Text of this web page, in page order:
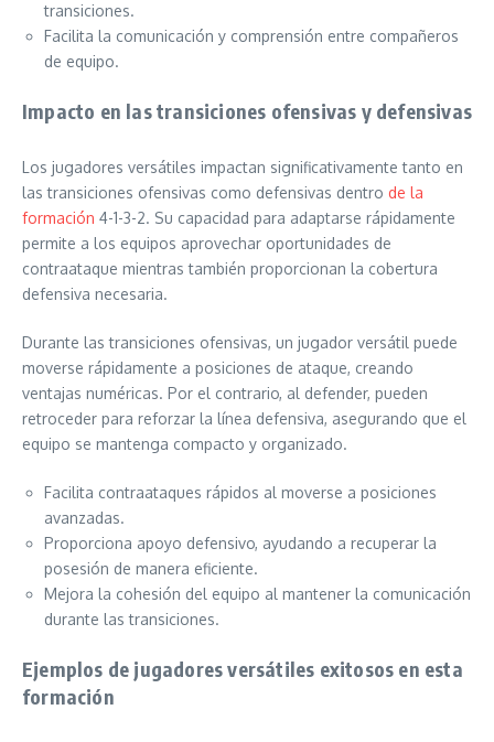
transiciones.
Facilita la comunicación y comprensión entre compañeros
de equipo.
Impacto en las transiciones ofensivas y defensivas
Los jugadores versátiles impactan significativamente tanto en
las transiciones ofensivas como defensivas dentro de la
formación 4-1-3-2. Su capacidad para adaptarse rápidamente
permite a los equipos aprovechar oportunidades de
contraataque mientras también proporcionan la cobertura
defensiva necesaria.
Durante las transiciones ofensivas, un jugador versátil puede
moverse rápidamente a posiciones de ataque, creando
ventajas numéricas. Por el contrario, al defender, pueden
retroceder para reforzar la línea defensiva, asegurando que el
equipo se mantenga compacto y organizado.
Facilita contraataques rápidos al moverse a posiciones
avanzadas.
Proporciona apoyo defensivo, ayudando a recuperar la
posesión de manera eficiente.
Mejora la cohesión del equipo al mantener la comunicación
durante las transiciones.
Ejemplos de jugadores versátiles exitosos en esta
formación